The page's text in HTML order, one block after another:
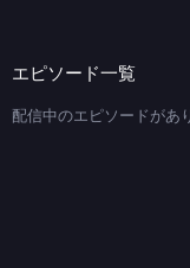
（益岡徹）を交えた会話
（渡辺梓）の逢引を目撃
エピソード一覧
配信中のエピソードがあ